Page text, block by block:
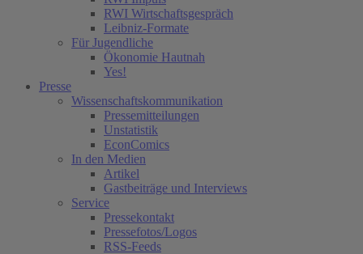
RWI Wirtschaftsgespräch
Leibniz-Formate
Für Jugendliche
Ökonomie Hautnah
Yes!
Presse
Wissenschaftskommunikation
Pressemitteilungen
Unstatistik
EconComics
In den Medien
Artikel
Gastbeiträge und Interviews
Service
Pressekontakt
Pressefotos/Logos
RSS-Feeds